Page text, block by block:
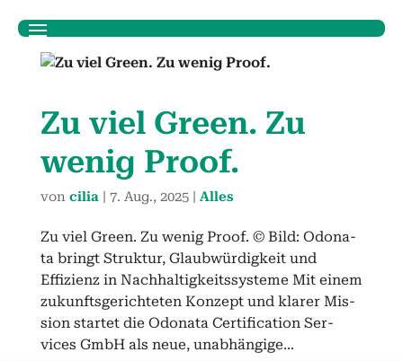
Zu viel Green. Zu
wenig Proof.
von cilia| 7. Aug., 2025| Alles
Zu viel Green. Zu wenig Proof. © Bild: Odona­
ta bringt Struk­tur, Glaub­würdigkeit und
Effizienz in Nach­haltigkeitssys­teme Mit einem
zukun­fts­gerichteten Konzept und klar­er Mis­
sion startet die Odona­ta Cer­ti­fi­ca­tion Ser­
vices GmbH als neue, unab­hängige...